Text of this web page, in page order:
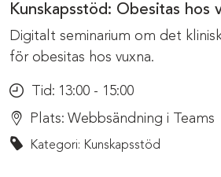
Kunskapsstöd: Obesitas hos
Digitalt seminarium om det
för obesitas hos vuxna.
Tid: 13:00 - 15:00
Plats: Webbsändning i Teams
Kategori: Kunskapsstöd